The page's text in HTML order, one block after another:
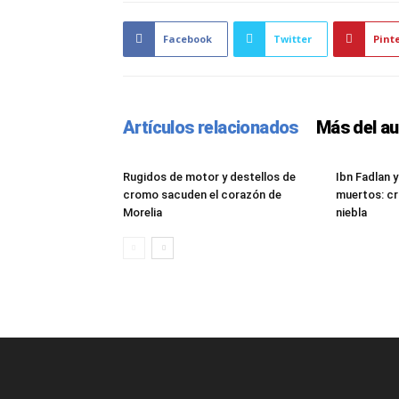
Facebook Twitter
Artículos relacionados Más del
Rugidos de motor y destellos de
cromo sacuden el corazón de
Morelia
Ibn Fadlan
muertos:
niebla